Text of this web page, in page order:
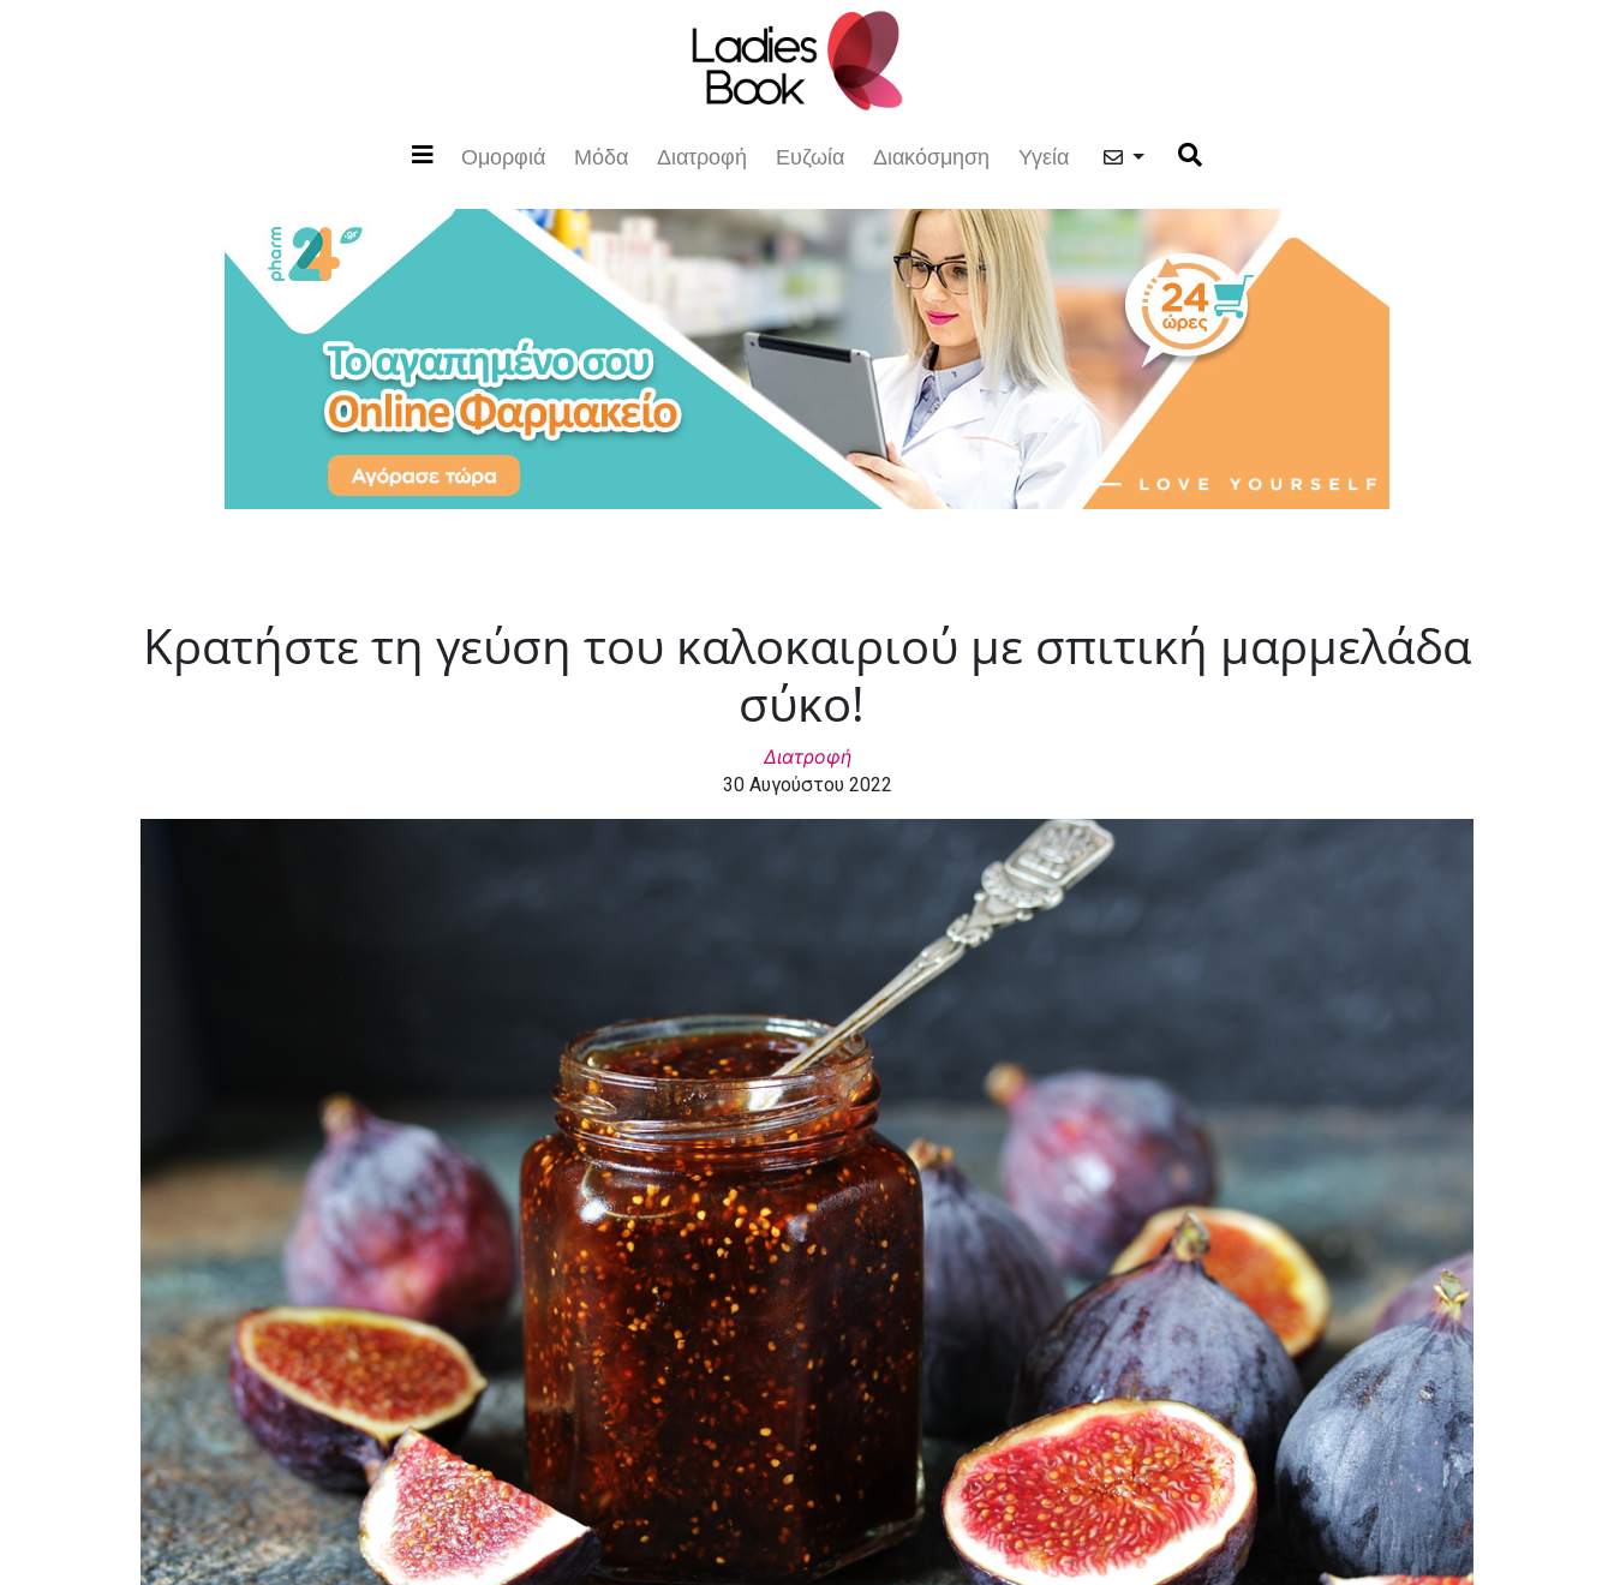
Ομορφιά Μόδα Διατροφή Ευζωία Διακόσμηση Υγεία
Κρατήστε τη γεύση του καλοκαιριού με σπιτική μαρμελάδα
σύκο!
Διατροφή
30 Αυγούστου 2022